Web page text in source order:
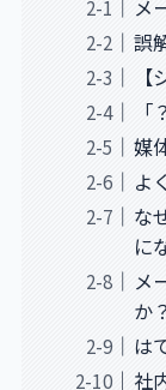
メ
誤
媒
よ
な
に
メ
か？
は
社